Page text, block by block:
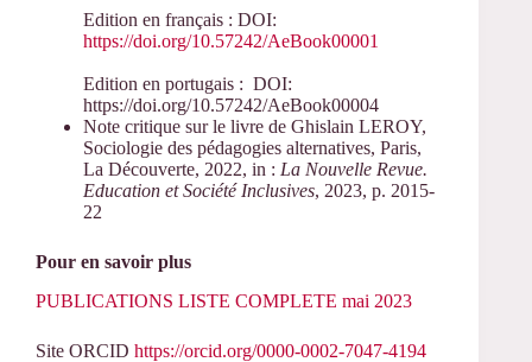
Edition en français : DOI:
https://doi.org/10.57242/AeBook00001
Edition en portugais : DOI:
https://doi.org/10.57242/AeBook00004
Note critique sur le livre de Ghislain LEROY,
Sociologie des pédagogies alternatives, Paris,
La Découverte, 2022, in : La Nouvelle Revue.
Education et Société Inclusives, 2023, p. 2015-
22
Pour en savoir plus
PUBLICATIONS LISTE COMPLETE mai 2023
Site ORCID https://orcid.org/0000-0002-7047-4194